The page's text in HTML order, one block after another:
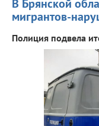
В Брянской
мигрантов-
Полиция подвела